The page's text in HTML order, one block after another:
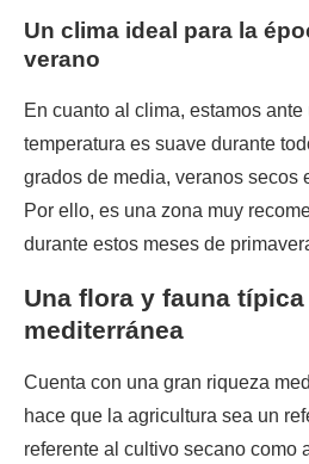
Un clima ideal para la
verano
En cuanto al clima, estamos
temperatura es suave durante
grados de media, veranos secos
Por ello, es una zona muy
durante estos meses de
Una flora y fauna
mediterránea
Cuenta con una gran riqueza
hace que la agricultura sea un
referente al cultivo secano como